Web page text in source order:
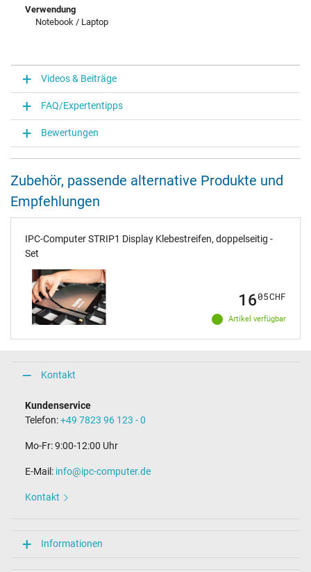
Verwendung
Notebook / Laptop
Videos & Beiträge
FAQ/Expertentipps
Bewertungen
Zubehör, passende alternative Produkte und
Empfehlungen
IPC-Computer STRIP1 Display Klebestreifen, doppelseitig -
Set
Artikel verfügbar
1605CHF
Kontakt
Kundenservice
Telefon:+49 7823 96 123 - 0
Mo-Fr: 9:00-12:00 Uhr
E-Mail: info@ipc-computer.de
Kontakt
Informationen